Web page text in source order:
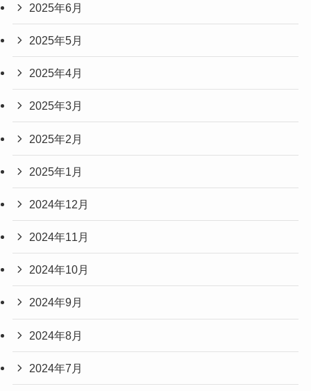
2025年6月
2025年5月
2025年4月
2025年3月
2025年2月
2025年1月
2024年12月
2024年11月
2024年10月
2024年9月
2024年8月
2024年7月